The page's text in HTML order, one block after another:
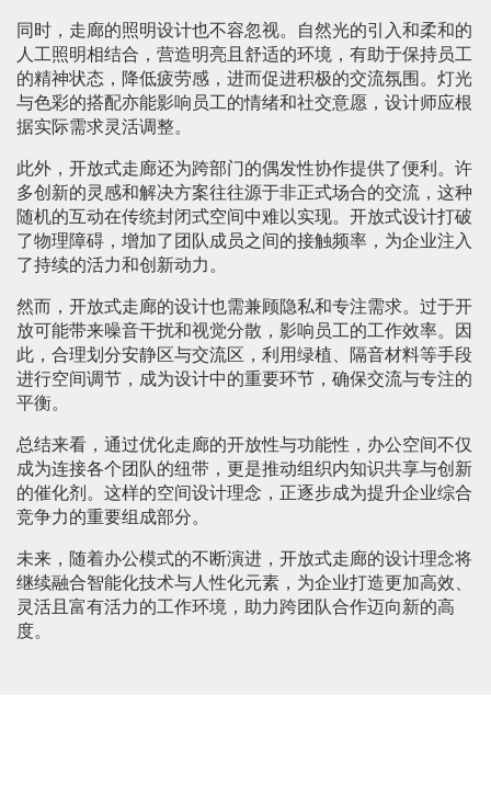
同时，走廊的照明设计也不容忽视。自然光的引入和柔和的
人工照明相结合，营造明亮且舒适的环境，有助于保持员工
的精神状态，降低疲劳感，进而促进积极的交流氛围。灯光
与色彩的搭配亦能影响员工的情绪和社交意愿，设计师应根
据实际需求灵活调整。
此外，开放式走廊还为跨部门的偶发性协作提供了便利。许
多创新的灵感和解决方案往往源于非正式场合的交流，这种
随机的互动在传统封闭式空间中难以实现。开放式设计打破
了物理障碍，增加了团队成员之间的接触频率，为企业注入
了持续的活力和创新动力。
然而，开放式走廊的设计也需兼顾隐私和专注需求。过于开
放可能带来噪音干扰和视觉分散，影响员工的工作效率。因
此，合理划分安静区与交流区，利用绿植、隔音材料等手段
进行空间调节，成为设计中的重要环节，确保交流与专注的
平衡。
总结来看，通过优化走廊的开放性与功能性，办公空间不仅
成为连接各个团队的纽带，更是推动组织内知识共享与创新
的催化剂。这样的空间设计理念，正逐步成为提升企业综合
竞争力的重要组成部分。
未来，随着办公模式的不断演进，开放式走廊的设计理念将
继续融合智能化技术与人性化元素，为企业打造更加高效、
灵活且富有活力的工作环境，助力跨团队合作迈向新的高
度。